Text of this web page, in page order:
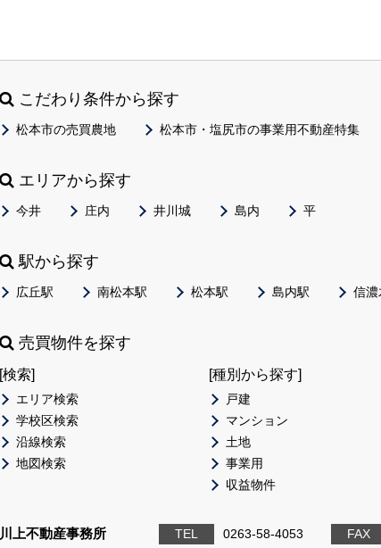
こだわり条件から探す
松本市の売買農地 松本市・塩尻市の事業用不動産特集
エリアから探す
今井 庄内 井川城 島内 平
駅から探す
広丘駅 南松本駅 松本駅 島内駅 信濃
売買物件を探す
[検索]
エリア検索
学校区検索
沿線検索
地図検索
[種別から探す]
戸建
マンション
土地
事業用
収益物件
川上不動産事務所 TEL 0263-58-4053 FAX